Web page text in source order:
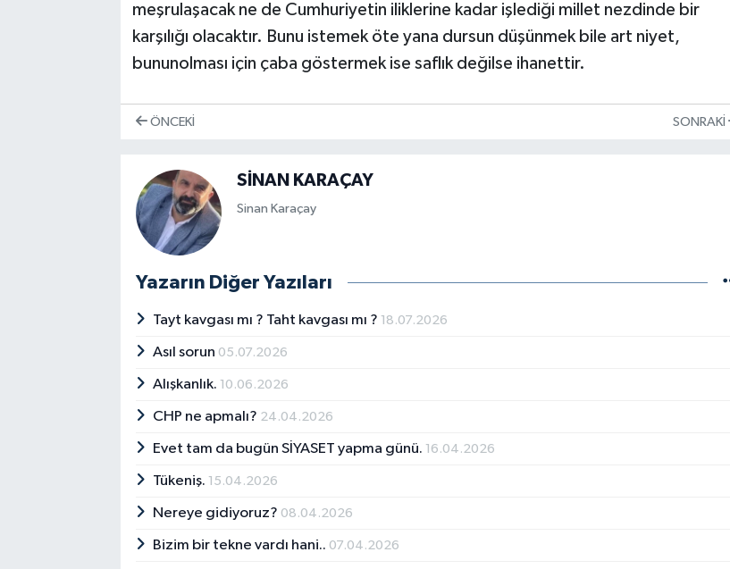
meşrulaşacak ne de Cumhuriyetin iliklerine kadar işlediği millet nezdinde bir
karşılığı olacaktır. Bunu istemek öte yana dursun düşünmek bile art niyet,
bununolması için çaba göstermek ise saflık değilse ihanettir.
ÖNCEKI SONRAKI
SİNAN KARAÇAY
Sinan Karaçay
Yazarın Diğer Yazıları
Tayt kavgası mı ? Taht kavgası mı ? 18.07.2026
Asıl sorun 05.07.2026
Alışkanlık. 10.06.2026
CHP ne apmalı? 24.04.2026
Evet tam da bugün SİYASET yapma günü. 16.04.2026
Tükeniş. 15.04.2026
Nereye gidiyoruz? 08.04.2026
Bizim bir tekne vardı hani.. 07.04.2026